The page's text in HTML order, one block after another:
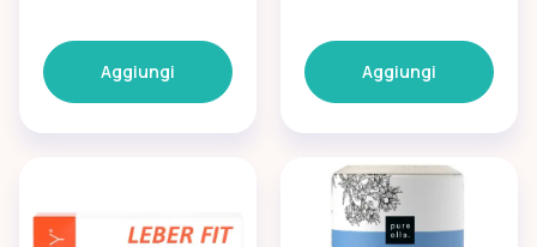
Aggiungi Aggiungi